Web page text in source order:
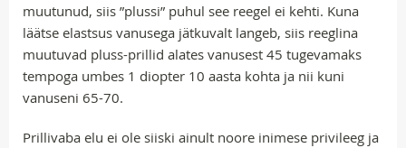
muutunud, siis ”plussi” puhul see reegel ei kehti. Kuna
läätse elastsus vanusega jätkuvalt langeb, siis reeglina
muutuvad pluss-prillid alates vanusest 45 tugevamaks
tempoga umbes 1 diopter 10 aasta kohta ja nii kuni
vanuseni 65-70.
Prillivaba elu ei ole siiski ainult noore inimese privileeg ja